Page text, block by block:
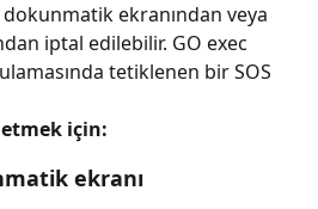
dokunmatik ekranından veya
iptal edilebilir. GO exec
tetiklenen bir SOS
için:
ekranı